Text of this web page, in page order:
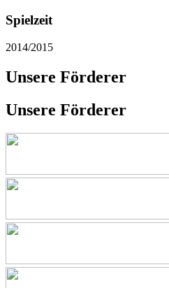
Spielzeit
2014/2015
Unsere Förderer
Unsere Förderer